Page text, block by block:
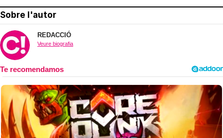
Sobre l'autor
REDACCIÓ
Veure biografia